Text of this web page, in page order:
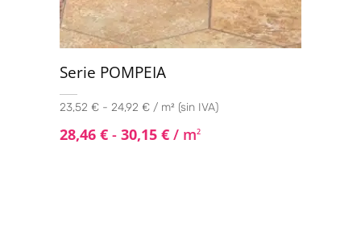
Serie POMPEIA
23,52 € - 24,92 € / m² (sin IVA)
28,46 € - 30,15 € / m2